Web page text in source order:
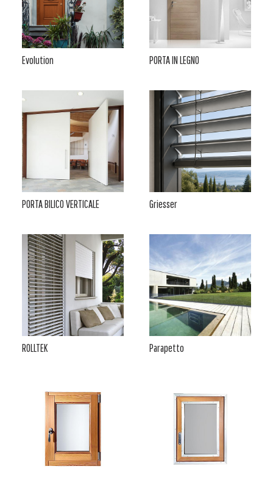
Evolution PORTA IN LEGNO
PORTA BILICO VERTICALE Griesser
ROLLTEK Parapetto